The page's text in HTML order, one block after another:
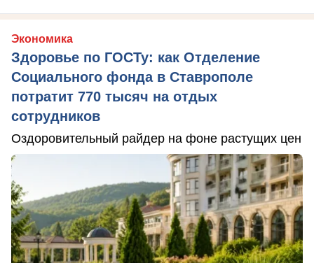
Экономика
Здоровье по ГОСТу: как Отделение
Социального фонда в Ставрополе
потратит 770 тысяч на отдых
сотрудников
Оздоровительный райдер на фоне растущих цен